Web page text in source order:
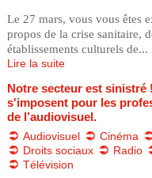
t
r
e
_
o
Le 27 mars, vous vous êtes
propos de la crise sanitaire,
établissements culturels de...
Lire la suite
Notre secteur est sinistré
s'imposent pour les
de l’audiovisuel.
Audiovisuel Cinéma
Droits sociaux
Radio
Télévision